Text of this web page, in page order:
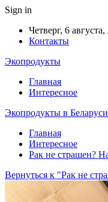
Sign in
Четверг, 6
Контакты
Экопродукты
Главная
Интересное
Экопродукты в Беларуси
Главная
Интересное
Рак не страшен?
Вернуться к "Рак не